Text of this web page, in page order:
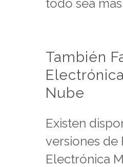
todo sea
También
Nube
Existen
versiones de
Electrónica